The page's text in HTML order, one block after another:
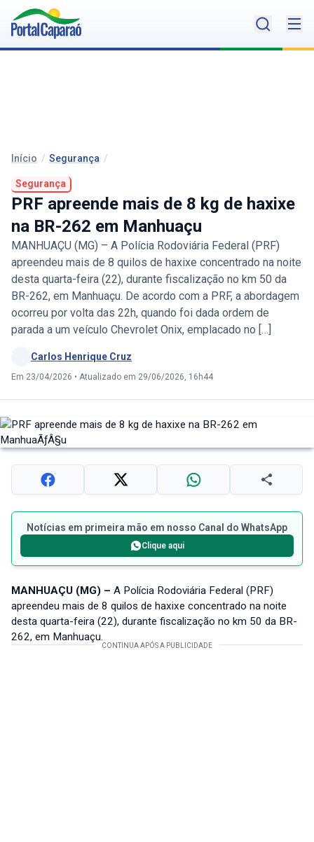
Início / Segurança /
Segurança
PRF apreende mais de 8 kg de haxixe
na BR-262 em Manhuaçu
MANHUAÇU (MG) – A Polícia Rodoviária Federal (PRF)
apreendeu mais de 8 quilos de haxixe concentrado na noite
desta quarta-feira (22), durante fiscalização no km 50 da
BR-262, em Manhuaçu. De acordo com a PRF, a abordagem
ocorreu por volta das 22h, quando foi dada ordem de
parada a um veículo Chevrolet Onix, emplacado no […]
Carlos Henrique Cruz
Em 23/04/2026 • Atualizado em 29/06/2026, 16h44
Notícias em primeira mão em nosso Canal do WhatsApp
Clique aqui
MANHUAÇU (MG) – A Polícia Rodoviária Federal (PRF)
apreendeu mais de 8 quilos de haxixe concentrado na noite
desta quarta-feira (22), durante fiscalização no km 50 da BR-
262, em Manhuaçu.